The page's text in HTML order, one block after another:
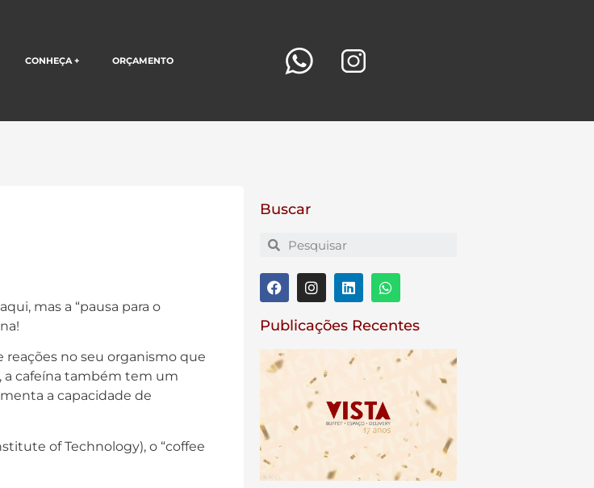
CONHEÇA + ORÇAMENTO
mas a “pausa para o
no seu organismo que
a cafeína também tem um
a capacidade de
of Technology), o “coffee
Buscar
Publicações Recentes